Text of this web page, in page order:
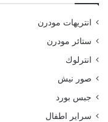
انتريهات مودرن
ستائر مودرن
انترلوك
صور نيش
جبس بورد
سراير اطفال